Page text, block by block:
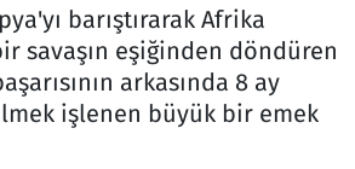
barıştırarak Afrika
savaşın eşiğinden döndüren
arkasında 8 ay
işlenen büyük bir emek